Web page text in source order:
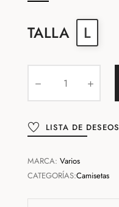
TALLA L
LISTA DE DESEOS
MARCA: Varios
CATEGORÍAS:Camisetas